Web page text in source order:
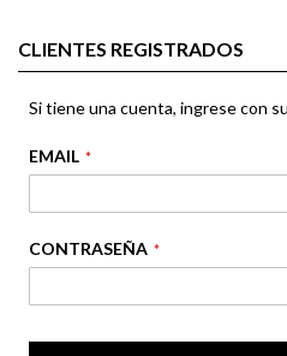
CLIENTES REGISTRADOS
Si tiene una cuenta, ingrese con
EMAIL
CONTRASEÑA